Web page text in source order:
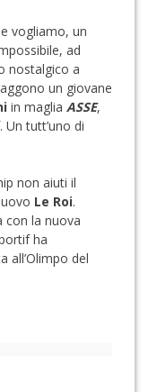
vogliamo, un
ad
nostalgico a
un giovane
in maglia ASSE,
tutt’uno di
non aiuti il
Le Roi.
con la nuova
ha
all’Olimpo del